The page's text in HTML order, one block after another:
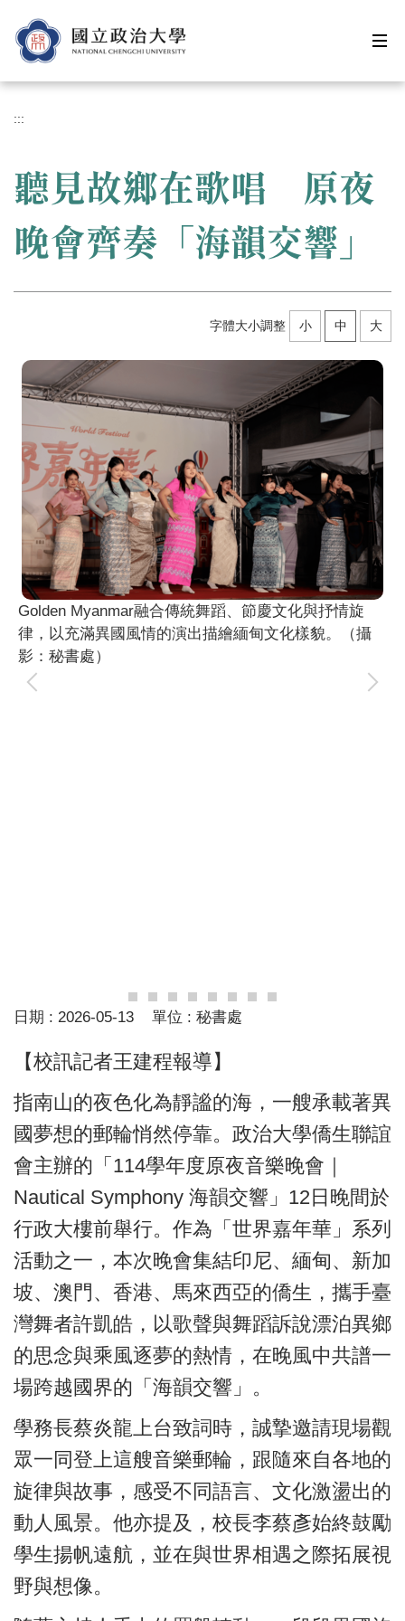
到
主
內
區
:::
聽見故鄉在歌唱 原夜
晚會齊奏「海韻交響」
字體大小調整 小 中 大
Golden Myanmar融合傳統舞蹈、節慶文化與抒情旋
律，以充滿異國風情的演出描繪緬甸文化樣貌。（攝
影：秘書處）
日期 : 2026-05-13 單位 : 秘書處
【校訊記者王建程報導】
指南山的夜色化為靜謐的海，一艘承載著異
國夢想的郵輪悄然停靠。政治大學僑生聯誼
會主辦的「114學年度原夜音樂晚會｜
Nautical Symphony 海韻交響」12日晚間於
行政大樓前舉行。作為「世界嘉年華」系列
活動之一，本次晚會集結印尼、緬甸、新加
坡、澳門、香港、馬來西亞的僑生，攜手臺
灣舞者許凱皓，以歌聲與舞蹈訴說漂泊異鄉
的思念與乘風逐夢的熱情，在晚風中共譜一
場跨越國界的「海韻交響」。
學務長蔡炎龍上台致詞時，誠摯邀請現場觀
眾一同登上這艘音樂郵輪，跟隨來自各地的
旋律與故事，感受不同語言、文化激盪出的
動人風景。他亦提及，校長李蔡彥始終鼓勵
學生揚帆遠航，並在與世界相遇之際拓展視
野與想像。